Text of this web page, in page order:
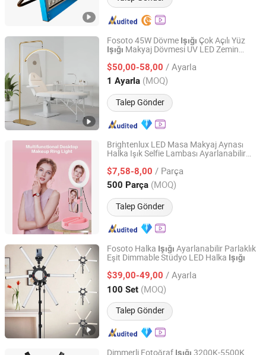
Fosoto 45W Dövme Işığı Çok Açılı Yüz
Işığı Makyaj Dövmesi UV LED Zemin
$50,00-58,00 / Ayarla
1 Ayarla (MOQ)
Talep Gönder
Guangzhou Futu Intelligent Technology Co., Ltd
Guangdong, China Fiyat 2024
Brightenlux LED Masa Makyaj Aynası
Halka Işık Selfie Lambası Ayarlanabilir
Fotoğrafçılık Stüdyosu
$7,58-8,00 / Parça
500 Parça (MOQ)
Talep Gönder
Ningbo Brightenlux Electric Appliance Co., Ltd
Zhejiang, China Fiyat 2022
Fosoto Halka Işığı Ayarlanabilir Parlaklık
Eşit Dimmable Stüdyo LED Halka Işığı
$39,00-49,00 / Ayarla
100 Set (MOQ)
Talep Gönder
Guangzhou Futu Intelligent Technology Co., Ltd
Guangdong, China Fiyat 2024
Dimmerli Fotoğraf Işığı 3200K-5500K